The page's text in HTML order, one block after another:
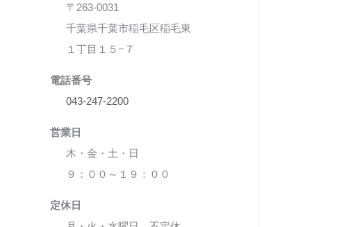
〒263-0031
千葉県千葉市稲毛区稲毛東
１丁目１５−７
電話番号
043-247-2200
営業日
木・金・土・日
９：００～１９：００
定休日